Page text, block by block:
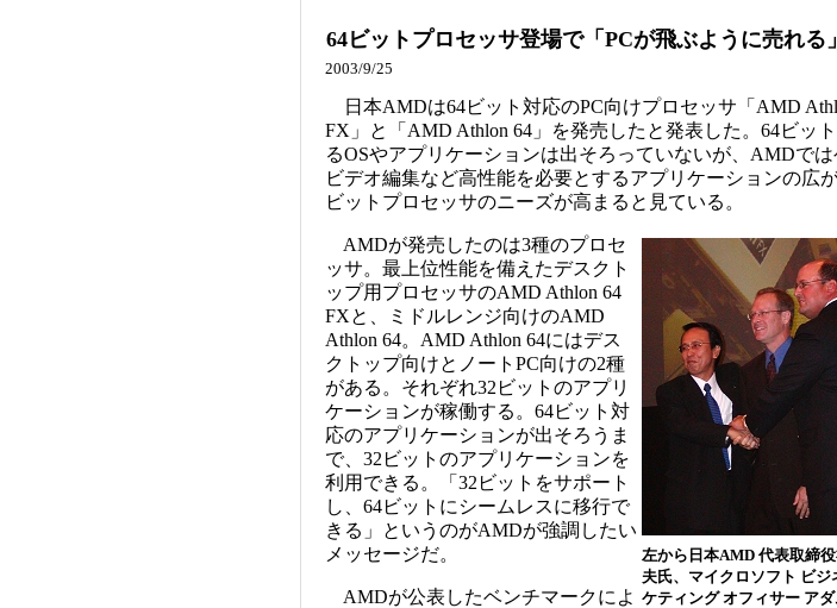
64ビットプロセッサ登場で「PCが飛ぶように売れる」
2003/9/25
日本AMDは64ビット対応のPC向けプロセッサ「AMD
FX」と「AMD Athlon 64」を発売したと発表した。64ビッ
るOSやアプリケーションは出そろっていないが、AMDで
ビデオ編集など高性能を必要とするアプリケーションの広
ビットプロセッサのニーズが高まると見ている。
左から日本AMD 代表取締
夫氏、マイクロソフト ビジ
ケティング オフィサー ア
AMDが発売したのは3種のプロセ
ッサ。最上位性能を備えたデスクト
ップ用プロセッサのAMD Athlon 64
FXと、ミドルレンジ向けのAMD
Athlon 64。AMD Athlon 64にはデス
クトップ向けとノートPC向けの2種
がある。それぞれ32ビットのアプリ
ケーションが稼働する。64ビット対
応のアプリケーションが出そろうま
で、32ビットのアプリケーションを
利用できる。「32ビットをサポート
し、64ビットにシームレスに移行で
きる」というのがAMDが強調したい
メッセージだ。
AMDが公表したベンチマークによ